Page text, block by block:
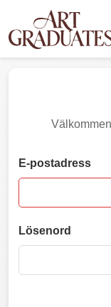
E-postadress
Lösenord